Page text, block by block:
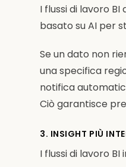
I flussi di lavoro
basato su AI per
Se un dato non
una specifica
notifica
Ciò garantisce
3. INSIGHT PIÙ
I flussi di lavoro